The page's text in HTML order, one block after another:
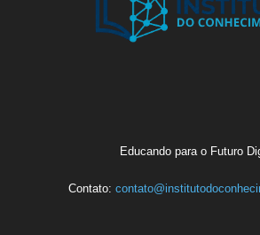
Educando para o Futuro
Contato: